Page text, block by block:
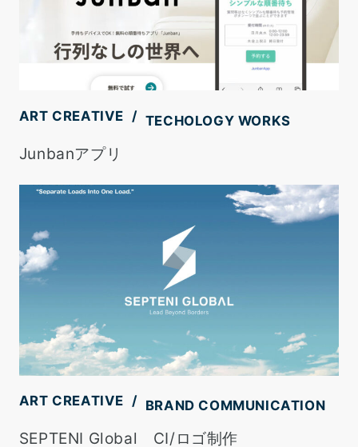
ART CREATIVE TECHOLOGY WORKS
Junbanアプリ
ART CREATIVE BRAND COMMUNICATION
SEPTENI Global CI/ロゴ制作